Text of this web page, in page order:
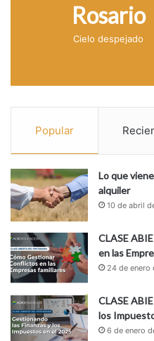
Rosario
Cielo despejado
Popular
Lo que
alquiler
10 de abril
CLASE
en las
24 de enero
CLASE
los
6 de enero